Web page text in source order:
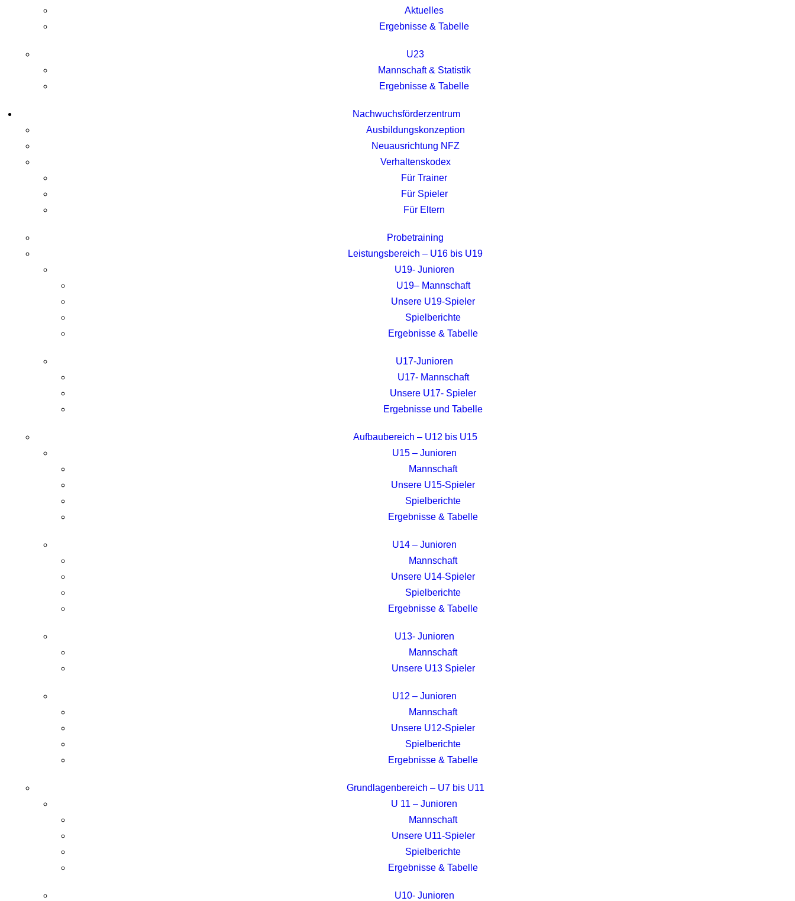
Aktuelles
Ergebnisse & Tabelle
U23
Mannschaft & Statistik
Ergebnisse & Tabelle
Nachwuchsförderzentrum
Ausbildungskonzeption
Neuausrichtung NFZ
Verhaltenskodex
Für Trainer
Für Spieler
Für Eltern
Probetraining
Leistungsbereich – U16 bis U19
U19- Junioren
U19– Mannschaft
Unsere U19-Spieler
Spielberichte
Ergebnisse & Tabelle
U17-Junioren
U17- Mannschaft
Unsere U17- Spieler
Ergebnisse und Tabelle
Aufbaubereich – U12 bis U15
U15 – Junioren
Mannschaft
Unsere U15-Spieler
Spielberichte
Ergebnisse & Tabelle
U14 – Junioren
Mannschaft
Unsere U14-Spieler
Spielberichte
Ergebnisse & Tabelle
U13- Junioren
Mannschaft
Unsere U13 Spieler
U12 – Junioren
Mannschaft
Unsere U12-Spieler
Spielberichte
Ergebnisse & Tabelle
Grundlagenbereich – U7 bis U11
U 11 – Junioren
Mannschaft
Unsere U11-Spieler
Spielberichte
Ergebnisse & Tabelle
U10- Junioren